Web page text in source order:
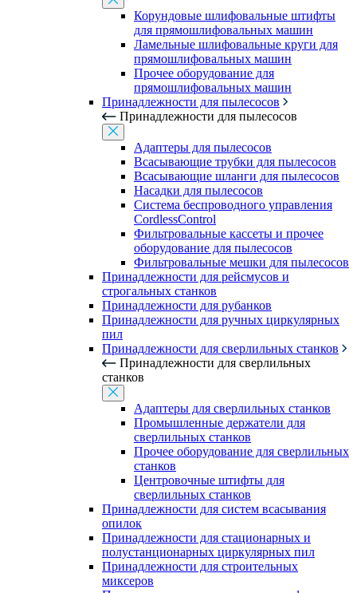
Корундовые шлифовальные штифты
для прямошлифовальных машин
Ламельные шлифовальные круги для
прямошлифовальных машин
Прочее оборудование для
прямошлифовальных машин
Принадлежности для пылесосов
Принадлежности для пылесосов
Адаптеры для пылесосов
Всасывающие трубки для пылесосов
Всасывающие шланги для пылесосов
Насадки для пылесосов
Система беспроводного управления
CordlessControl
Фильтровальные кассеты и прочее
оборудование для пылесосов
Фильтровальные мешки для пылесосов
Принадлежности для рейсмусов и
строгальных станков
Принадлежности для рубанков
Принадлежности для ручных циркулярных
пил
Принадлежности для сверлильных станков
Принадлежности для сверлильных
станков
Адаптеры для сверлильных станков
Промышленные держатели для
сверлильных станков
Прочее оборудование для сверлильных
станков
Центровочные штифты для
сверлильных станков
Принадлежности для систем всасывания
опилок
Принадлежности для стационарных и
полустанционарных циркулярных пил
Принадлежности для строительных
миксеров